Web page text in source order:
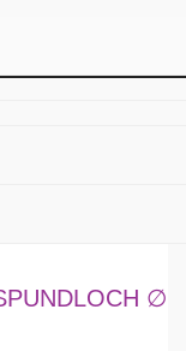
∅